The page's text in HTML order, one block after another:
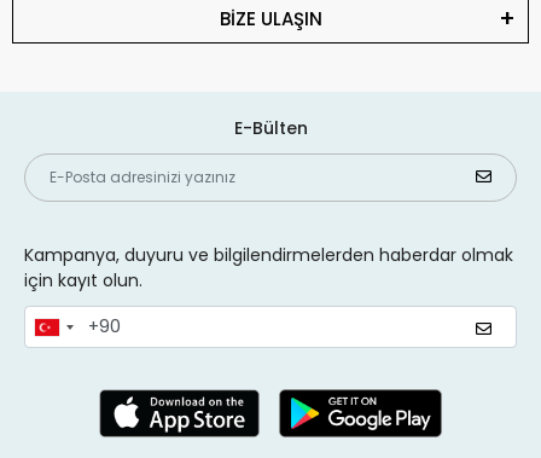
BİZE ULAŞIN
E-Bülten
Kampanya, duyuru ve bilgilendirmelerden haberdar olmak
için kayıt olun.